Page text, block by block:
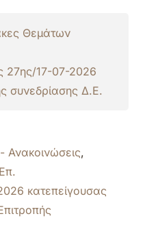
Θεμάτων
27ης/17-07-2026
συνεδρίασης Δ.Ε.
Ανακοινώσεις,
κατεπείγουσας